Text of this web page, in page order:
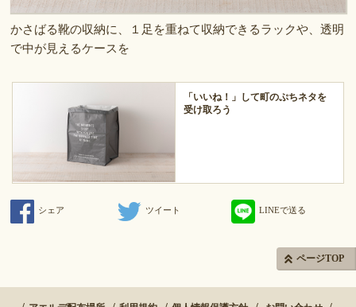
かさばる靴の収納に、１足を重ねて収納できるラックや、透明
で中が見えるケースを
「いいね！」して町のぷちネタを
受け取ろう
シェア ツイート LINEで送る
ページTOP